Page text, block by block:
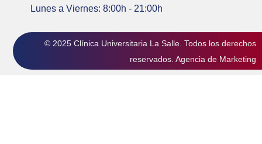
Lunes a Viernes: 8:00h - 21:00h
© 2025 Clínica Universitaria La Salle. Todos los derechos
reservados. Agencia de Marketing